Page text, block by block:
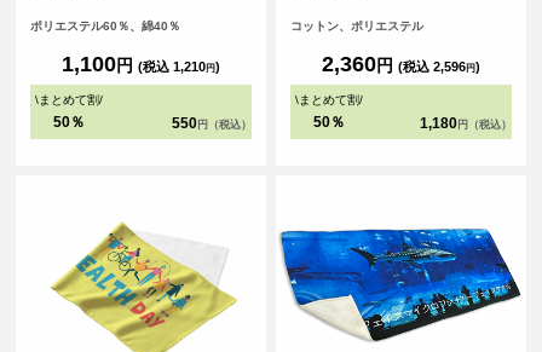
ポリエステル60％、綿40％
1,100円 (税込 1,210円)
\まとめて割/
50％ 550 円（税込）
コットン、ポリエステル
2,360円 (税込 2,596円)
\まとめて割/
50％ 1,180 円（税込）